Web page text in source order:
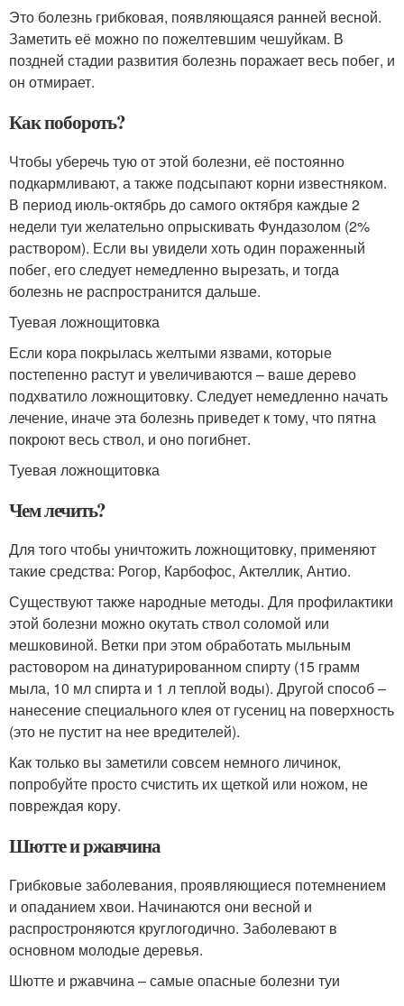
Это болезнь грибковая, появляющаяся ранней весной.
Заметить её можно по пожелтевшим чешуйкам. В
поздней стадии развития болезнь поражает весь побег, и
он отмирает.
Как побороть?
Чтобы уберечь тую от этой болезни, её постоянно
подкармливают, а также подсыпают корни известняком.
В период июль-октябрь до самого октября каждые 2
недели туи желательно опрыскивать Фундазолом (2%
раствором). Если вы увидели хоть один пораженный
побег, его следует немедленно вырезать, и тогда
болезнь не распространится дальше.
Туевая ложнощитовка
Если кора покрылась желтыми язвами, которые
постепенно растут и увеличиваются – ваше дерево
подхватило ложнощитовку. Следует немедленно начать
лечение, иначе эта болезнь приведет к тому, что пятна
покроют весь ствол, и оно погибнет.
Туевая ложнощитовка
Чем лечить?
Для того чтобы уничтожить ложнощитовку, применяют
такие средства: Рогор, Карбофос, Актеллик, Антио.
Существуют также народные методы. Для профилактики
этой болезни можно окутать ствол соломой или
мешковиной. Ветки при этом обработать мыльным
растовором на динатурированном спирту (15 грамм
мыла, 10 мл спирта и 1 л теплой воды). Другой способ –
нанесение специального клея от гусениц на поверхность
(это не пустит на нее вредителей).
Как только вы заметили совсем немного личинок,
попробуйте просто счистить их щеткой или ножом, не
повреждая кору.
Шютте и ржавчина
Грибковые заболевания, проявляющиеся потемнением
и опаданием хвои. Начинаются они весной и
распростроняются круглогодично. Заболевают в
основном молодые деревья.
Шютте и ржавчина – самые опасные болезни туи